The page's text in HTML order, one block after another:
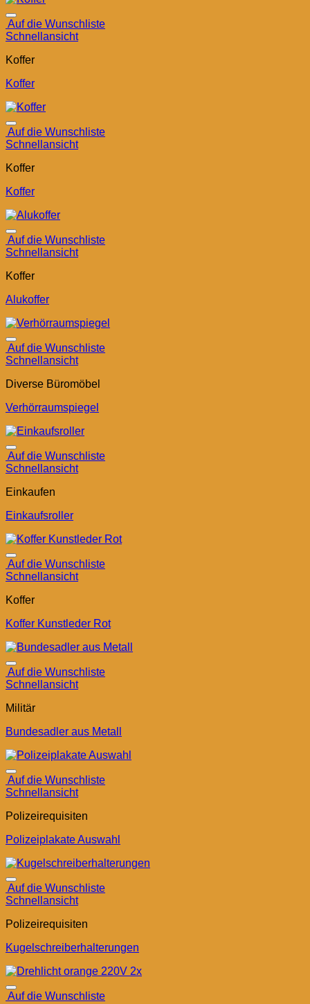
Auf die Wunschliste
Schnellansicht
Koffer
Koffer
Auf die Wunschliste
Schnellansicht
Koffer
Koffer
Auf die Wunschliste
Schnellansicht
Koffer
Alukoffer
Auf die Wunschliste
Schnellansicht
Diverse Büromöbel
Verhörraumspiegel
Auf die Wunschliste
Schnellansicht
Einkaufen
Einkaufsroller
Auf die Wunschliste
Schnellansicht
Koffer
Koffer Kunstleder Rot
Auf die Wunschliste
Schnellansicht
Militär
Bundesadler aus Metall
Auf die Wunschliste
Schnellansicht
Polizeirequisiten
Polizeiplakate Auswahl
Auf die Wunschliste
Schnellansicht
Polizeirequisiten
Kugelschreiberhalterungen
Auf die Wunschliste